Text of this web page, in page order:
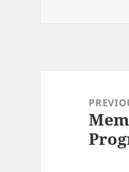
navigation
post: